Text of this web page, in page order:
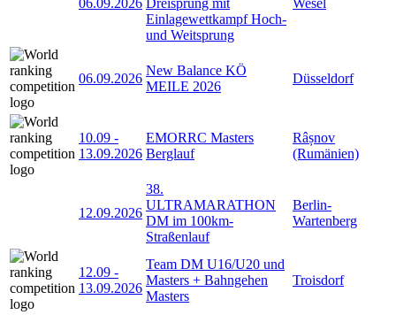
Einlagewettkampf Hoch-
und Weitsprung
06.09.2026
New Balance KÖ
MEILE 2026
Düsseldorf
10.09 -
13.09.2026
EMORRC Masters
Berglauf
Râșnov
(Rumänien)
12.09.2026
38.
ULTRAMARATHON
DM im 100km-
Straßenlauf
Berlin-
Wartenberg
12.09 -
13.09.2026
Team DM U16/U20 und
Masters + Bahngehen
Masters
Troisdorf